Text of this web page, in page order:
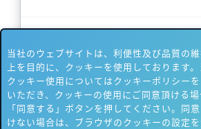
さらに詳しく
当社のウェブサイトは、利便性及び品質の
上を目的に、クッキーを使用しております
クッキー使用についてはクッキーポリシー
いただき、クッキーの使用にご同意頂ける場
「同意する」ボタンを押してください。同
けない場合は、ブラウザのクッキーの設定